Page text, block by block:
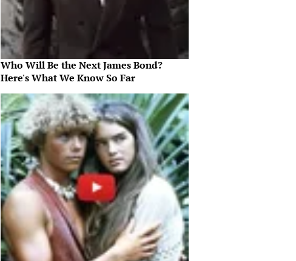
Who Will Be the Next James Bond?
Here's What We Know So Far